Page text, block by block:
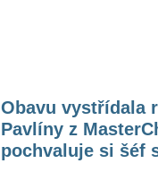
Obavu vystřídala
Pavlíny z
pochvaluje si šéf